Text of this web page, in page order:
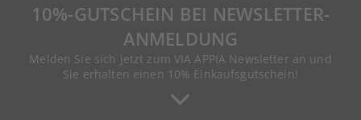
10%-GUTSCHEIN BEI NEWSLETTER-
ANMELDUNG
Melden Sie sich jetzt zum VIA APPIA Newsletter an und
Sie erhalten einen 10% Einkaufsgutschein!